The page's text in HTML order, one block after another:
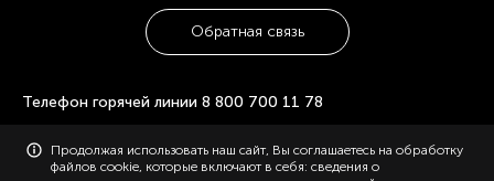
Обратная связь
Телефон горячей линии 8 800 700 11 78
© 2006-2026 «Polaris». Все права защищены. Использование
материалов с сайта polaris.ru возможно только с разрешения
Продолжая использовать наш сайт, Вы соглашаетесь на обработку
файлов cookie, которые включают в себя: сведения о